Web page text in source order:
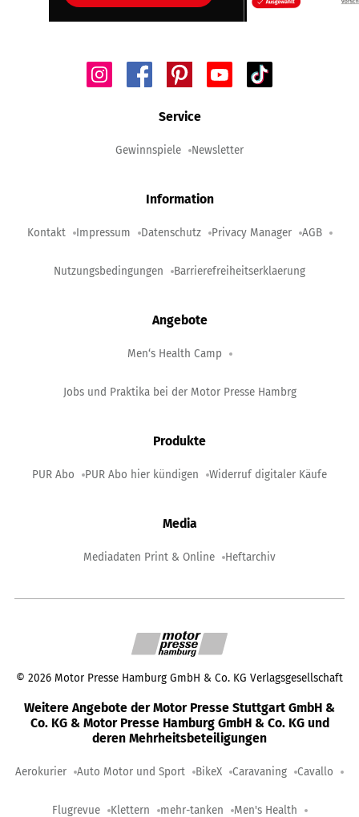
Service
Gewinnspiele Newsletter
Information
Kontakt Impressum Datenschutz Privacy Manager AGB
Nutzungsbedingungen Barrierefreiheitserklaerung
Angebote
Men‘s Health Camp
Jobs und Praktika bei der Motor Presse Hambrg
Produkte
PUR Abo PUR Abo hier kündigen Widerruf digitaler Käufe
Media
Mediadaten Print & Online Heftarchiv
© 2026 Motor Presse Hamburg GmbH & Co. KG Verlagsgesellschaft
Weitere Angebote der Motor Presse Stuttgart GmbH &
Co. KG & Motor Presse Hamburg GmbH & Co. KG und
deren Mehrheitsbeteiligungen
Aerokurier Auto Motor und Sport BikeX Caravaning Cavallo
Flugrevue Klettern mehr-tanken Men's Health